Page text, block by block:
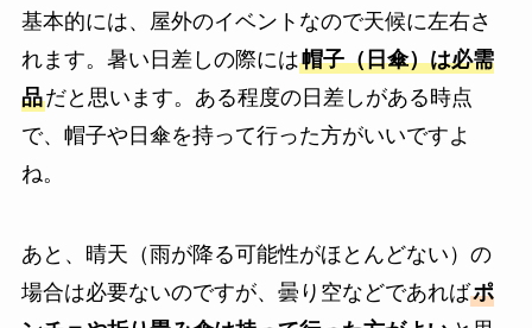
基本的には、屋外のイベントなので天候に左右さ
れます。暑い日差しの際には帽子（日傘）は必需
品だと思います。ある程度の日差しがある時点
で、帽子や日傘を持って行った方がいいですよ
ね。
あと、晴天（雨が降る可能性がほとんどない）の
場合は必要ないのですが、曇り空などであればポ